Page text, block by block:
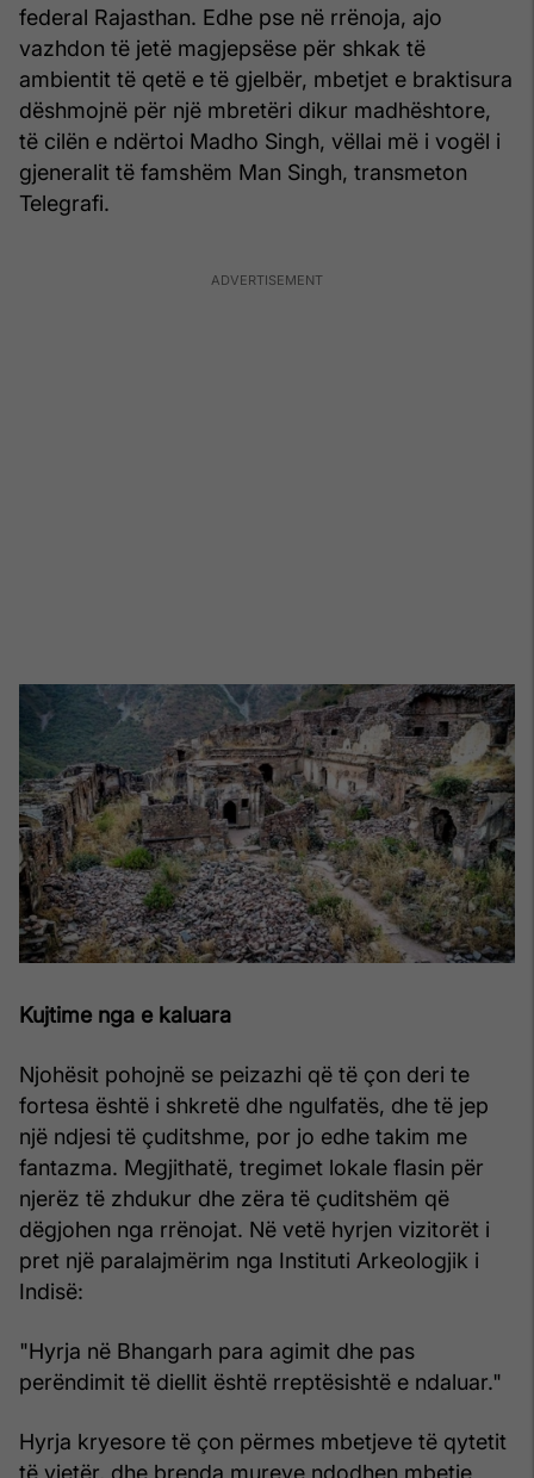
federal Rajasthan. Edhe pse në rrënoja, ajo
vazhdon të jetë magjepsëse për shkak të
ambientit të qetë e të gjelbër, mbetjet e braktisura
dëshmojnë për një mbretëri dikur madhështore,
të cilën e ndërtoi Madho Singh, vëllai më i vogël i
gjeneralit të famshëm Man Singh, transmeton
Telegrafi.
Kujtime nga e kaluara
Njohësit pohojnë se peizazhi që të çon deri te
fortesa është i shkretë dhe ngulfatës, dhe të jep
një ndjesi të çuditshme, por jo edhe takim me
fantazma. Megjithatë, tregimet lokale flasin për
njerëz të zhdukur dhe zëra të çuditshëm që
dëgjohen nga rrënojat. Në vetë hyrjen vizitorët i
pret një paralajmërim nga Instituti Arkeologjik i
Indisë:
"Hyrja në Bhangarh para agimit dhe pas
perëndimit të diellit është rreptësishtë e ndaluar."
Hyrja kryesore të çon përmes mbetjeve të qytetit
të vjetër, dhe brenda mureve ndodhen mbetje